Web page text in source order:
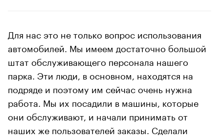
Для нас это не только вопрос использования
автомобилей. Мы имеем достаточно большой
штат обслуживающего персонала нашего
парка. Эти люди, в основном, находятся на
подряде и поэтому им сейчас очень нужна
работа. Мы их посадили в машины, которые
они обслуживают, и начали принимать от
наших же пользователей заказы. Сделали